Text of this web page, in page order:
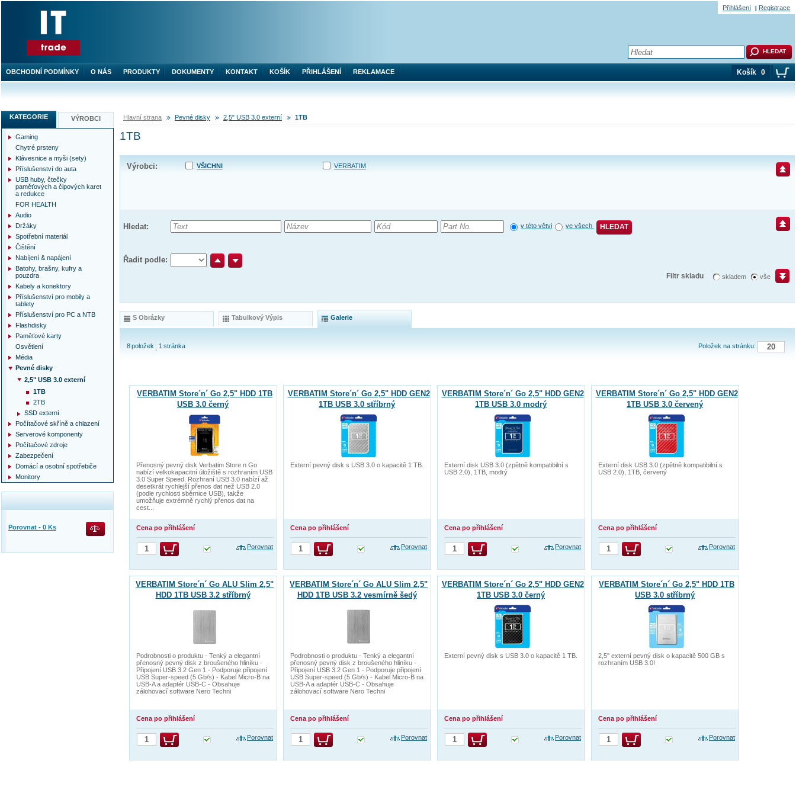
Hlavní strana Pevné disky 2,5" USB 3.0 externí 1TB
1TB
Výrobci: VŠICHNI VERBATIM
Hledat: v této větvi ve všech HLEDAT
Řadit podle:
Filtr skladu skladem vše
S Obrázky Tabulkový Výpis Galerie
Položek na stránku:
8položek 1 stránka
VERBATIM Store´n´ Go 2,5" HDD 1TB
USB 3.0 černý
Přenosný pevný disk Verbatim Store n Go
nabízí velkokapacitní úložiště s rozhraním USB
3.0 Super Speed. Rozhraní USB 3.0 nabízí až
desetkrát rychlejší přenos dat než USB 2.0
(podle rychlosti sběrnice USB), takže
umožňuje extrémně rychlý přenos dat na
cest...
Cena po přihlášení
Porovnat
VERBATIM Store´n´ Go 2,5" HDD GEN2
1TB USB 3.0 stříbrný
Externí pevný disk s USB 3.0 o kapacitě 1 TB.
Cena po přihlášení
Porovnat
VERBATIM Store´n´ Go 2,5" HDD GEN2
1TB USB 3.0 modrý
Externí disk USB 3.0 (zpětně kompatibilní s
USB 2.0), 1TB, modrý
Cena po přihlášení
Porovnat
VERBATIM Store´n´ Go 2,5" HDD GEN2
1TB USB 3.0 červený
Externí disk USB 3.0 (zpětně kompatibilní s
USB 2.0), 1TB, červený
Cena po přihlášení
Porovnat
VERBATIM Store´n´ Go ALU Slim 2,5"
HDD 1TB USB 3.2 stříbrný
Podrobnosti o produktu - Tenký a elegantní
přenosný pevný disk z broušeného hliníku -
Připojení USB 3.2 Gen 1 - Podporuje připojení
USB Super-speed (5 Gb/s) - Kabel Micro-B na
USB-A a adaptér USB-C - Obsahuje
zálohovací software Nero Techni
Cena po přihlášení
Porovnat
VERBATIM Store´n´ Go ALU Slim 2,5"
HDD 1TB USB 3.2 vesmírně šedý
Podrobnosti o produktu - Tenký a elegantní
přenosný pevný disk z broušeného hliníku -
Připojení USB 3.2 Gen 1 - Podporuje připojení
USB Super-speed (5 Gb/s) - Kabel Micro-B na
USB-A a adaptér USB-C - Obsahuje
zálohovací software Nero Techni
Cena po přihlášení
Porovnat
VERBATIM Store´n´ Go 2,5" HDD GEN2
1TB USB 3.0 černý
Externí pevný disk s USB 3.0 o kapacitě 1 TB.
Cena po přihlášení
Porovnat
VERBATIM Store´n´ Go 2,5" HDD 1TB
USB 3.0 stříbrný
2,5" externí pevný disk o kapacitě 500 GB s
rozhraním USB 3.0!
Cena po přihlášení
Porovnat
KATEGORIE VÝROBCI
Gaming
Chytré prsteny
Klávesnice a myši (sety)
Příslušenství do auta
USB huby, čtečky
paměťových a čipových karet
a redukce
FOR HEALTH
Audio
Držáky
Spotřební materiál
Čištění
Nabíjení & napájení
Batohy, brašny, kufry a
pouzdra
Kabely a konektory
Příslušenství pro mobily a
tablety
Příslušenství pro PC a NTB
Flashdisky
Paměťové karty
Osvětlení
Média
Pevné disky
2,5" USB 3.0 externí
1TB
2TB
SSD externí
Počítačové skříně a chlazení
Serverové komponenty
Počítačové zdroje
Zabezpečení
Domácí a osobní spotřebiče
Monitory
Porovnat - 0 Ks
OBCHODNÍ PODMÍNKY O NÁS PRODUKTY DOKUMENTY KONTAKT KOŠÍK PŘIHLÁŠENÍ REKLAMACE Košík 0
Přihlášení Registrace